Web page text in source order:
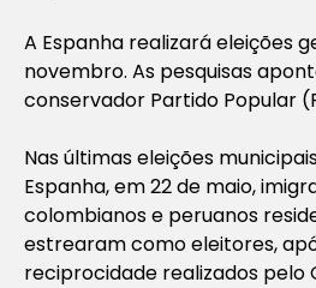
A Espanha realizará eleições
novembro. As pesquisas
conservador Partido Popular
Nas últimas eleições
Espanha, em 22 de maio,
colombianos e peruanos
estrearam como eleitores,
reciprocidade realizados pelo